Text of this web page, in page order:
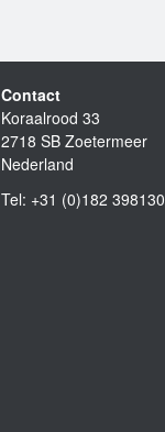
Contact
Koraalrood 33
2718 SB Zoetermeer
Nederland
Tel: +31 (0)182 398130